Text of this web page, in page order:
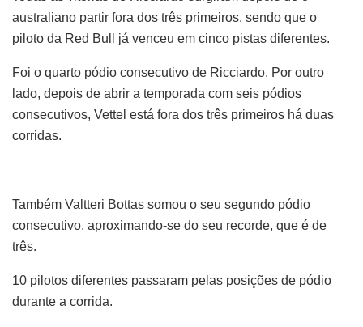
australiano partir fora dos três primeiros, sendo que o
piloto da Red Bull já venceu em cinco pistas diferentes.
Foi o quarto pódio consecutivo de Ricciardo. Por outro
lado, depois de abrir a temporada com seis pódios
consecutivos, Vettel está fora dos três primeiros há duas
corridas.
Também Valtteri Bottas somou o seu segundo pódio
consecutivo, aproximando-se do seu recorde, que é de
três.
10 pilotos diferentes passaram pelas posições de pódio
durante a corrida.